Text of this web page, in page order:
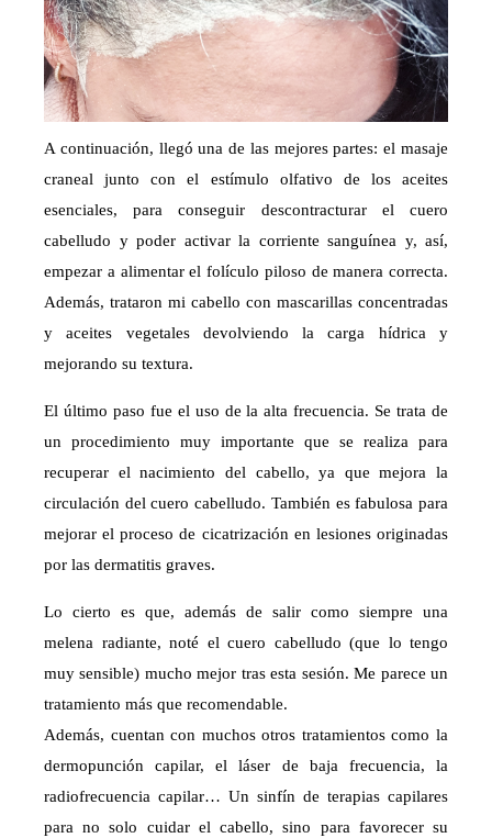
A continuación, llegó una de las mejores partes: el masaje
craneal junto con el estímulo olfativo de los aceites
esenciales, para conseguir descontracturar el cuero
cabelludo y poder activar la corriente sanguínea y, así,
empezar a alimentar el folículo piloso de manera correcta.
Además, trataron mi cabello con mascarillas concentradas
y aceites vegetales devolviendo la carga hídrica y
mejorando su textura.
El último paso fue el uso de la alta frecuencia. Se trata de
un procedimiento muy importante que se realiza para
recuperar el nacimiento del cabello, ya que mejora la
circulación del cuero cabelludo. También es fabulosa para
mejorar el proceso de cicatrización en lesiones originadas
por las dermatitis graves.
Lo cierto es que, además de salir como siempre una
melena radiante, noté el cuero cabelludo (que lo tengo
muy sensible) mucho mejor tras esta sesión. Me parece un
tratamiento más que recomendable.
Además, cuentan con muchos otros tratamientos como la
dermopunción capilar, el láser de baja frecuencia, la
radiofrecuencia capilar… Un sinfín de terapias capilares
para no solo cuidar el cabello, sino para favorecer su